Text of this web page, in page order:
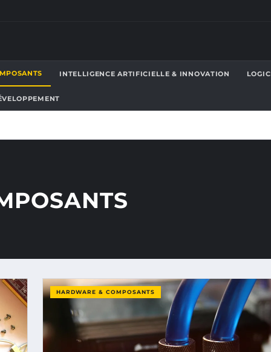
INTELLIGENCE ARTIFICIELLE & INNOVATION
HARDWARE & COMPOSANTS